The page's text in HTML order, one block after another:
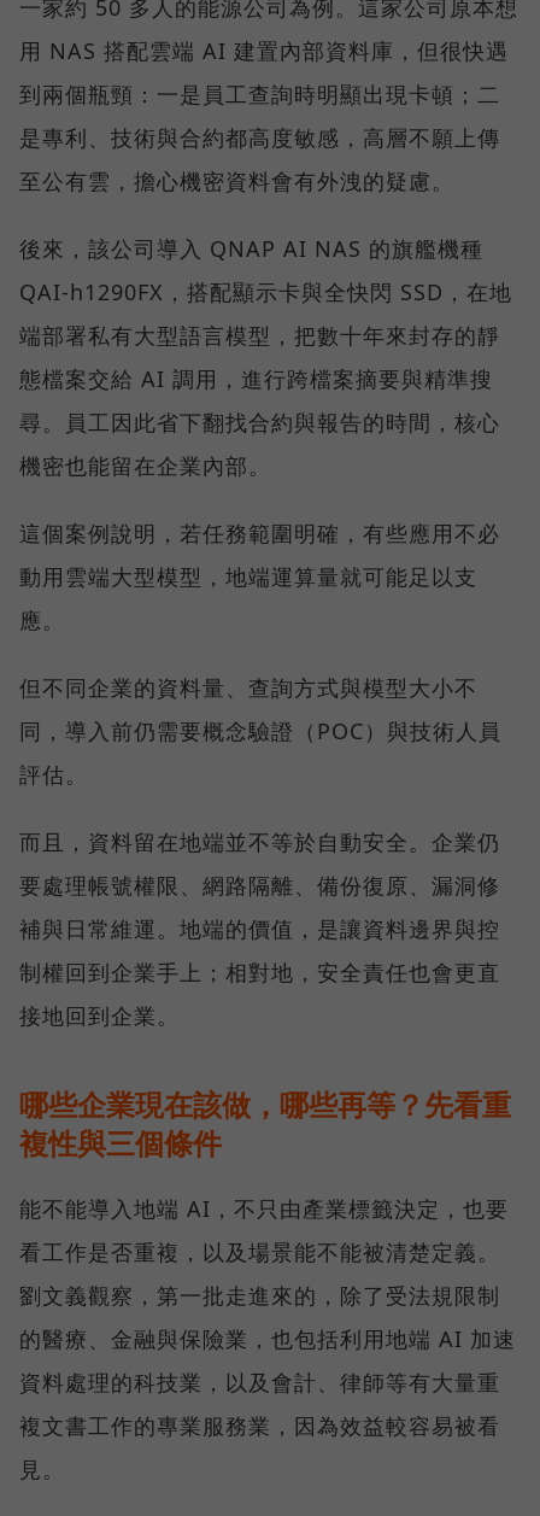
一家約 50 多人的能源公司為例。這家公司原本想
用 NAS 搭配雲端 AI 建置內部資料庫，但很快遇
到兩個瓶頸：一是員工查詢時明顯出現卡頓；二
是專利、技術與合約都高度敏感，高層不願上傳
至公有雲，擔心機密資料會有外洩的疑慮。
後來，該公司導入 QNAP AI NAS 的旗艦機種
QAI-h1290FX，搭配顯示卡與全快閃 SSD，在地
端部署私有大型語言模型，把數十年來封存的靜
態檔案交給 AI 調用，進行跨檔案摘要與精準搜
尋。員工因此省下翻找合約與報告的時間，核心
機密也能留在企業內部。
這個案例說明，若任務範圍明確，有些應用不必
動用雲端大型模型，地端運算量就可能足以支
應。
但不同企業的資料量、查詢方式與模型大小不
同，導入前仍需要概念驗證（POC）與技術人員
評估。
而且，資料留在地端並不等於自動安全。企業仍
要處理帳號權限、網路隔離、備份復原、漏洞修
補與日常維運。地端的價值，是讓資料邊界與控
制權回到企業手上；相對地，安全責任也會更直
接地回到企業。
哪些企業現在該做，哪些再等？先看重
複性與三個條件
能不能導入地端 AI，不只由產業標籤決定，也要
看工作是否重複，以及場景能不能被清楚定義。
劉文義觀察，第一批走進來的，除了受法規限制
的醫療、金融與保險業，也包括利用地端 AI 加速
資料處理的科技業，以及會計、律師等有大量重
複文書工作的專業服務業，因為效益較容易被看
見。